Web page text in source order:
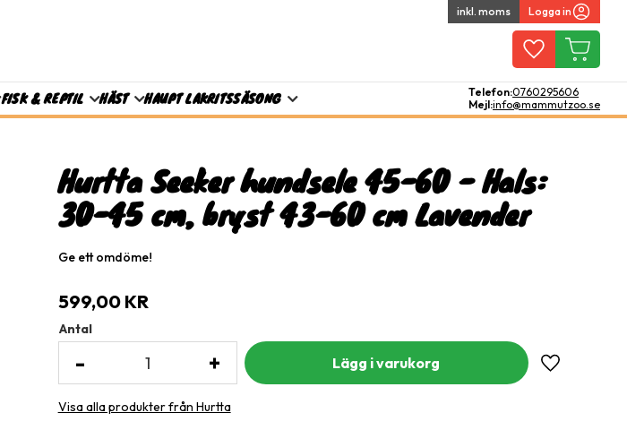
inkl. moms Logga in
FavoriterKundvagn
FISK & REPTIL HÄST HAUPT LAKRITSSÄSONG Telefon:0760295606
Mejl:info@mammutzoo.se
Hurtta Seeker hundsele 45-60 - Hals:
30-45 cm, bryst 43-60 cm Lavender
599,00KR
Antal
+
- Lägg till i
Visa alla produkter från Hurtta
Ge ett omdöme!